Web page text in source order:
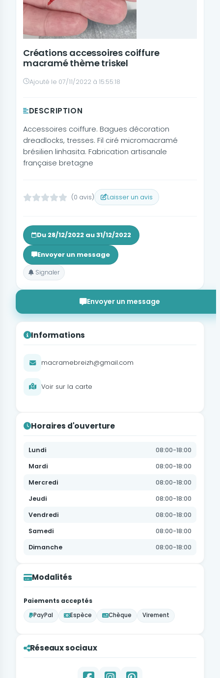
Créations accessoires coiffure
macramé thème triskel
Ajouté le 07/11/2022 à 15:55:18
DESCRIPTION
Accessoires coiffure. Bagues décoration
dreadlocks, tresses. Fil ciré micromacramé
brésilien linhasita. Fabrication artisanale
française bretagne
(0 avis) Laisser un avis
Du 28/12/2022 au 31/12/2022
Envoyer un message
Signaler
Envoyer un message
Informations
macramebreizh@gmail.com
Voir sur la carte
Horaires d'ouverture
Lundi
08:00-18:00
Mardi
08:00-18:00
Mercredi
08:00-18:00
Jeudi
08:00-18:00
Vendredi
08:00-18:00
Samedi
08:00-18:00
Dimanche
08:00-18:00
Modalités
Paiements acceptés
PayPal
Espèce Chèque Virement
Réseaux sociaux